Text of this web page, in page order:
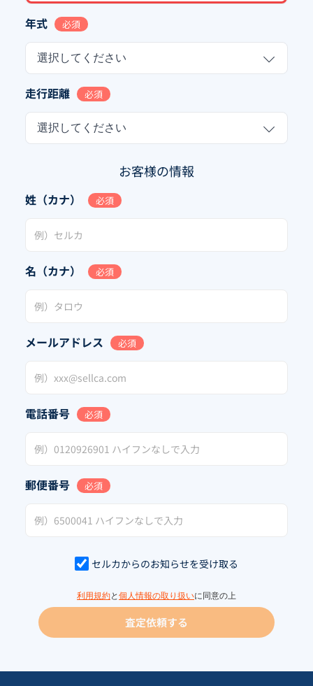
年式 必須
選択してください
走行距離 必須
選択してください
お客様の情報
姓（カナ） 必須
名（カナ） 必須
メールアドレス 必須
電話番号 必須
郵便番号 必須
セルカからのお知らせを受け取る
利用規約と 個人情報の取り扱いに同意の上
査定依頼する